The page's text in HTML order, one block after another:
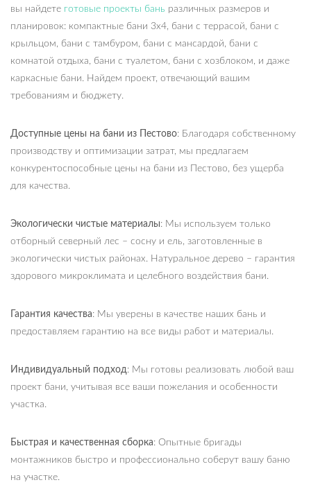
вы найдете готовые проекты бань различных размеров и
планировок: компактные бани 3х4, бани с террасой, бани с
крыльцом, бани с тамбуром, бани с мансардой, бани с
комнатой отдыха, бани с туалетом, бани с хозблоком, и даже
каркасные бани. Найдем проект, отвечающий вашим
требованиям и бюджету.
Доступные цены на бани из Пестово: Благодаря собственному
производству и оптимизации затрат, мы предлагаем
конкурентоспособные цены на бани из Пестово, без ущерба
для качества.
Экологически чистые материалы: Мы используем только
отборный северный лес – сосну и ель, заготовленные в
экологически чистых районах. Натуральное дерево – гарантия
здорового микроклимата и целебного воздействия бани.
Гарантия качества: Мы уверены в качестве наших бань и
предоставляем гарантию на все виды работ и материалы.
Индивидуальный подход: Мы готовы реализовать любой ваш
проект бани, учитывая все ваши пожелания и особенности
участка.
Быстрая и качественная сборка: Опытные бригады
монтажников быстро и профессионально соберут вашу баню
на участке.